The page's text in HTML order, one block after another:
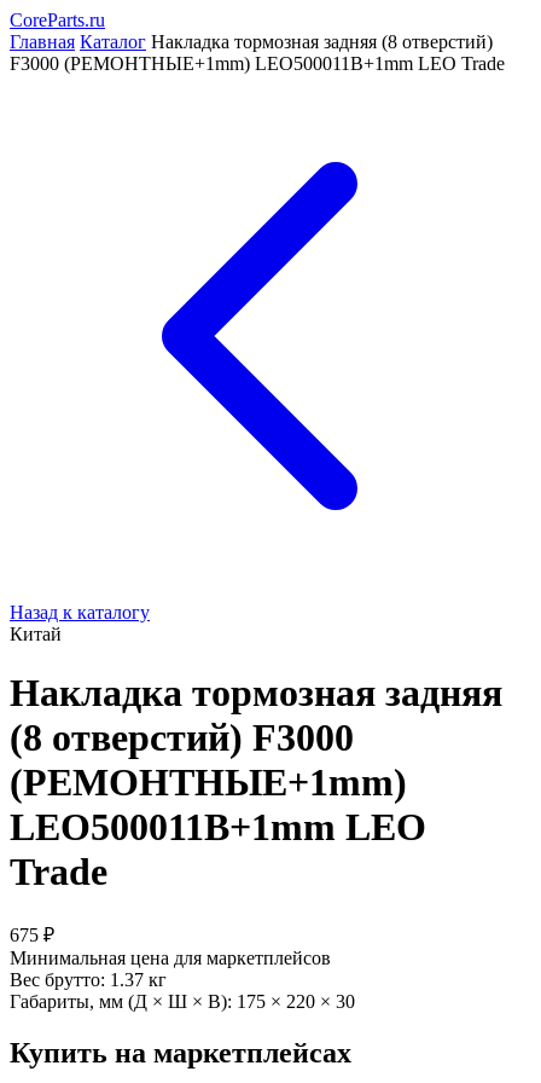
CoreParts.ru
Главная Каталог Накладка тормозная задняя (8 отверстий)
F3000 (РЕМОНТНЫЕ+1mm) LEO500011B+1mm LEO Trade
Назад к каталогу
Китай
Накладка тормозная задняя
(8 отверстий) F3000
(РЕМОНТНЫЕ+1mm)
LEO500011B+1mm LEO
Trade
675 ₽
Минимальная цена для маркетплейсов
Вес брутто: 1.37 кг
Габариты, мм (Д × Ш × В): 175 × 220 × 30
Купить на маркетплейсах